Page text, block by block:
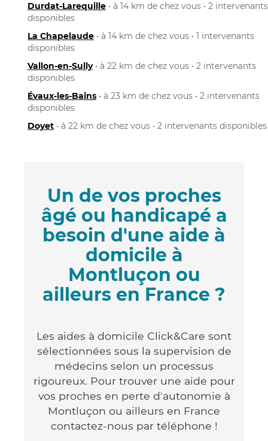
Durdat-Larequille • à 14 km de chez vous • 2 intervenants
disponibles
La Chapelaude • à 14 km de chez vous • 1 intervenants
disponibles
Vallon-en-Sully• à 22 km de chez vous • 2 intervenants
disponibles
Évaux-les-Bains • à 23 km de chez vous • 2 intervenants
disponibles
Doyet • à 22 km de chez vous • 2 intervenants disponibles
Un de vos proches
âgé ou handicapé a
besoin d'une aide à
domicile à
Montluçon ou
ailleurs en France ?
Les aides à domicile Click&Care sont
sélectionnées sous la supervision de
médecins selon un processus
rigoureux. Pour trouver une aide pour
vos proches en perte d'autonomie à
Montluçon ou ailleurs en France
contactez-nous par téléphone !